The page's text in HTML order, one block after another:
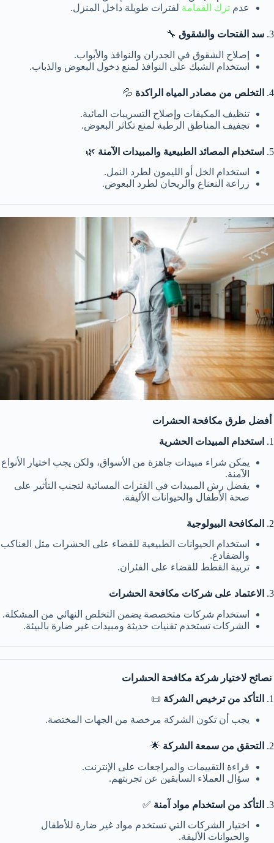
عدم ترك القمامة لفترات طويلة داخل المنزل.
3. سد الفتحات والشقوق 🔧
إصلاح الشقوق في الجدران والنوافذ والأبواب.
استخدام الشبك على النوافذ لمنع دخول البعوض والذباب.
4. التخلص من مصادر المياه الراكدة 💦
تنظيف المكيفات وإصلاح التسريبات المائية.
تجفيف المناطق الرطبة لمنع تكاثر البعوض.
5. استخدام المصائد الطبيعية والمبيدات الآمنة 🌿
استخدام الخل أو الليمون لطرد النمل.
زراعة النعناع والريحان لطرد البعوض.
أفضل طرق مكافحة الحشرات
1.
استخدام المبيدات الحشرية
يمكن شراء مبيدات جاهزة من الأسواق، ولكن يجب اختيار الأنواع
الآمنة.
يفضل رش المبيدات في الفترات المسائية لتجنب التأثير على
صحة الأطفال والحيوانات الأليفة.
2.
المكافحة البيولوجية
استخدام الحيوانات الطبيعية للقضاء على الحشرات مثل العناكب
والضفادع.
تربية القطط للقضاء على الفئران.
3.
الاعتماد على شركات مكافحة الحشرات
استخدام شركات متخصصة يضمن التخلص النهائي من المشكلة.
الشركات تستخدم تقنيات حديثة ومبيدات غير ضارة بالبيئة.
نصائح لاختيار شركة مكافحة الحشرات
1.
التأكد من ترخيص الشركة 📜
يجب أن تكون الشركة مرخصة من الجهات المختصة.
2. التحقق من سمعة الشركة 🌟
قراءة التقييمات والمراجعات على الإنترنت.
سؤال العملاء السابقين عن تجربتهم.
3. التأكد من استخدام مواد آمنة ✅
اختيار الشركات التي تستخدم مواد غير ضارة للأطفال
والحيوانات الأليفة.